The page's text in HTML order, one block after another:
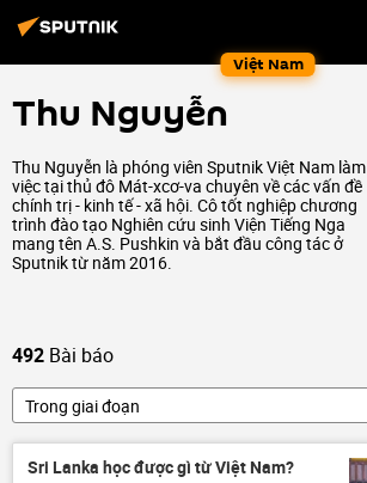
Việt Nam
Thu Nguyễn
Thu Nguyễn là phóng viên Sputnik Việt Nam làm
việc tại thủ đô Mát-xcơ-va chuyên về các vấn đề
chính trị - kinh tế - xã hội. Cô tốt nghiệp chương
trình đào tạo Nghiên cứu sinh Viện Tiếng Nga
mang tên A.S. Pushkin và bắt đầu công tác ở
Sputnik từ năm 2016.
492 Bài báo
Trong giai đoạn
Sri Lanka học được gì từ Việt Nam?